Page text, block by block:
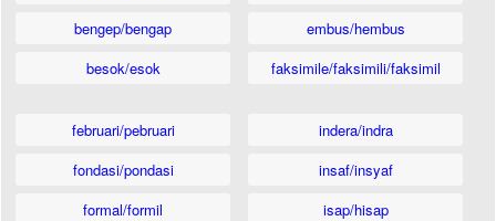
bengep/bengap
besok/esok
embus/hembus
faksimile/faksimili/faksimil
februari/pebruari
fondasi/pondasi
formal/formil
indera/indra
insaf/insyaf
isap/hisap